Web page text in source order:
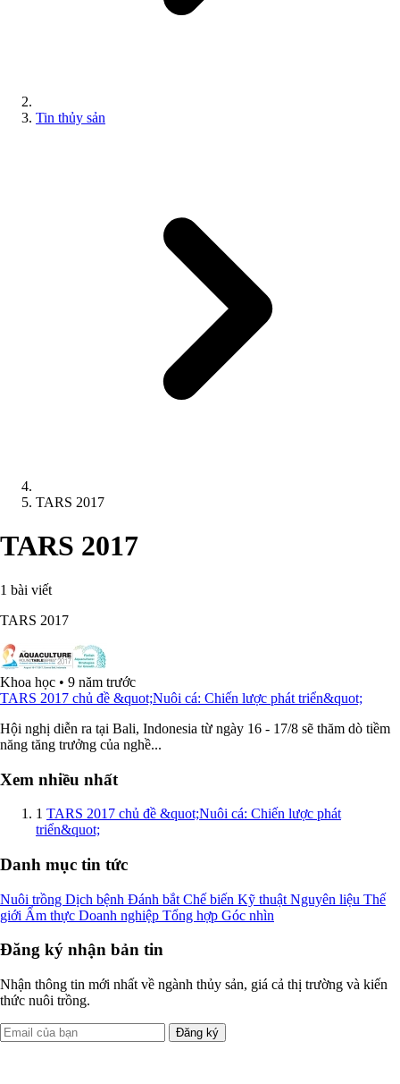
Tin thủy sản
TARS 2017
TARS 2017
1 bài viết
TARS 2017
Khoa học • 9 năm trước
TARS 2017 chủ đề &quot;Nuôi cá: Chiến lược phát triển&quot;
Hội nghị diễn ra tại Bali, Indonesia từ ngày 16 - 17/8 sẽ thăm dò tiềm
năng tăng trưởng của nghề...
Xem nhiều nhất
1 TARS 2017 chủ đề &quot;Nuôi cá: Chiến lược phát
triển&quot;
Danh mục tin tức
Nuôi trồng Dịch bệnh Đánh bắt Chế biến Kỹ thuật Nguyên liệu Thế
giới Ẩm thực Doanh nghiệp Tổng hợp Góc nhìn
Đăng ký nhận bản tin
Nhận thông tin mới nhất về ngành thủy sản, giá cả thị trường và kiến
thức nuôi trồng.
Đăng ký